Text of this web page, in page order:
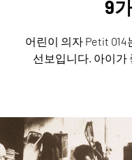
9
어린이 의자 Petit
선보입니다. 아이가